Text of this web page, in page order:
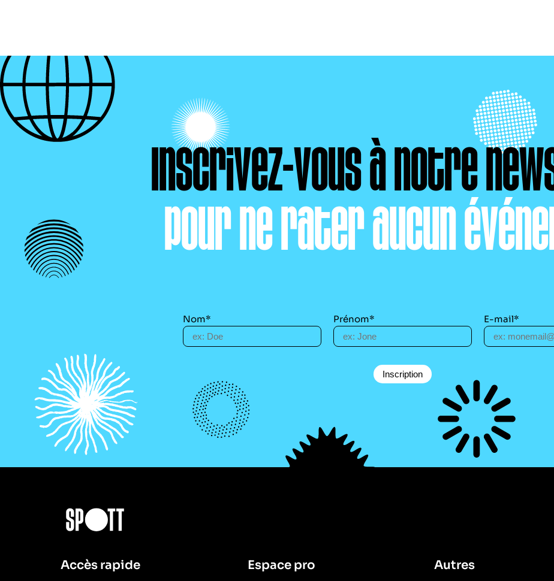
Inscrivez-vous à notre
pour ne rater aucun
Nom* Prénom* E-mail*
Accès rapide Espace pro Autres